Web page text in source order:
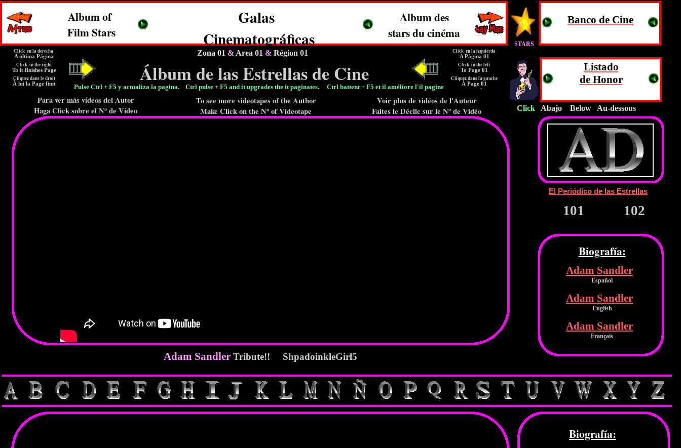
Biografía:
Album of
Film Stars
Album des
stars du cinéma
Álbum de las Estrellas de Cine
Click en la derecha
A ultima Página
Click in the right
To it finishes Page
Cliquez dans le droit
À lui la Page finit
Click en la izquierda
A Página 01
Click in the left
To Page 01
Cliquez dans la gauche
À Page 01
Para ver más vídeos del Autor
Haga Click sobre el Nº de Vídeo
To see more videotapes of the Author
Make Click on the Nº of Videotape
Voir plus de vidéos de l'Auteur
Faites le Déclic sur le Nº de Vidéo
Adam Sandler Tribute!! ShpadoinkleGirl5
Galas
Cinematográficas
101 102
01 Letra A
02 Letra B
El Periódico de las Estrellas
Web Oficial Toni M. López
Banco de Cine
Web Oficial Toni M. López
Listado
de Honor
STARS
Biografía:
Adam Sandler
Español
Adam Sandler
English
Adam Sandler
Français
Zona 01 & Area 01 & Région 01
Pulse Ctrl + F5 y actualiza la pagina. Ctrl pulse + F5 and it upgrades the it paginates. Ctrl battent + F5 et il améliore l'il pagine .
Click Abajo Below Au-dessous